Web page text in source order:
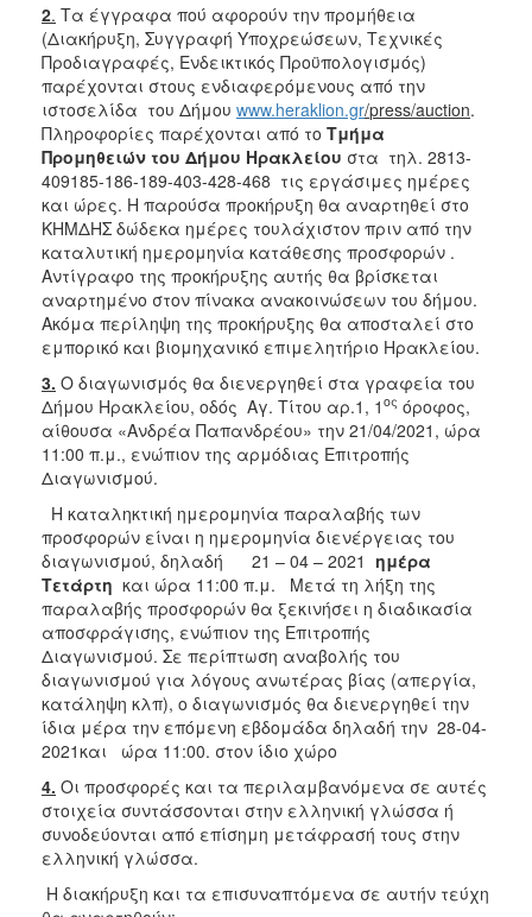
2. Τα έγγραφα πού αφορούν την προμήθεια
(Διακήρυξη, Συγγραφή Υποχρεώσεων, Τεχνικές
Προδιαγραφές, Ενδεικτικός Προϋπολογισμός)
παρέχονται στους ενδιαφερόμενους από την
ιστοσελίδα του Δήμου www.heraklion.gr/press/auction.
Πληροφορίες παρέχονται από το Τμήμα
Προμηθειών του Δήμου Ηρακλείου στα τηλ. 2813-
409185-186-189-403-428-468 τις εργάσιμες ημέρες
και ώρες. Η παρούσα προκήρυξη θα αναρτηθεί στο
ΚΗΜΔΗΣ δώδεκα ημέρες τουλάχιστον πριν από την
καταλυτική ημερομηνία κατάθεσης προσφορών .
Αντίγραφο της προκήρυξης αυτής θα βρίσκεται
αναρτημένο στον πίνακα ανακοινώσεων του δήμου.
Ακόμα περίληψη της προκήρυξης θα αποσταλεί στο
εμπορικό και βιομηχανικό επιμελητήριο Ηρακλείου.
3. Ο διαγωνισμός θα διενεργηθεί στα γραφεία του
Δήμου Ηρακλείου, οδός Αγ. Τίτου αρ.1, 1 ος όροφος,
αίθουσα «Ανδρέα Παπανδρέου» την 21/04/2021, ώρα
11:00 π.μ., ενώπιον της αρμόδιας Επιτροπής
Διαγωνισμού.
Η καταληκτική ημερομηνία παραλαβής των
προσφορών είναι η ημερομηνία διενέργειας του
διαγωνισμού, δηλαδή 21 – 04 – 2021 ημέρα
Τετάρτη και ώρα 11:00 π.μ. Μετά τη λήξη της
παραλαβής προσφορών θα ξεκινήσει η διαδικασία
αποσφράγισης, ενώπιον της Επιτροπής
Διαγωνισμού. Σε περίπτωση αναβολής του
διαγωνισμού για λόγους ανωτέρας βίας (απεργία,
κατάληψη κλπ), ο διαγωνισμός θα διενεργηθεί την
ίδια μέρα την επόμενη εβδομάδα δηλαδή την 28-04-
2021και
ώρα 11:00. στον ίδιο χώρο
4. Οι προσφορές και τα περιλαμβανόμενα σε αυτές
στοιχεία συντάσσονται στην ελληνική γλώσσα ή
συνοδεύονται από επίσημη μετάφρασή τους στην
ελληνική γλώσσα.
Η διακήρυξη και τα επισυναπτόμενα σε αυτήν τεύχη